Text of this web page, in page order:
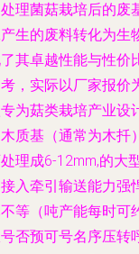
理菌菇栽培后的废
生的废料转化为生
其卓越性能与性价
，实际以厂家报价
为菇类栽培产业设
质基（通常为木扦
理成6-12mm,的大
入牵引输送能力强
等（吨产能每时可
否预可号名序压转